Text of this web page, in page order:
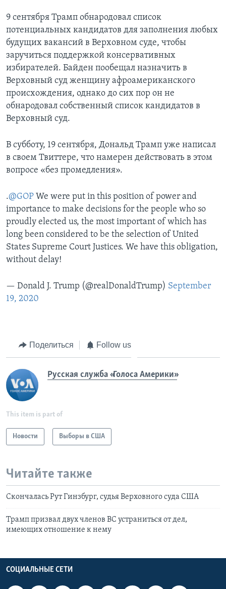
9 сентября Трамп обнародовал список
потенциальных кандидатов для заполнения любых
будущих вакансий в Верховном суде, чтобы
заручиться поддержкой консервативных
избирателей. Байден пообещал назначить в
Верховный суд женщину афроамериканского
происхождения, однако до сих пор он не
обнародовал собственный список кандидатов в
Верховный суд.
В субботу, 19 сентября, Дональд Трамп уже написал
в своем Твиттере, что намерен действовать в этом
вопросе «без промедления».
.@GOP We were put in this position of power and
importance to make decisions for the people who so
proudly elected us, the most important of which has
long been considered to be the selection of United
States Supreme Court Justices. We have this obligation,
without delay!
— Donald J. Trump (@realDonaldTrump) September
19, 2020
Поделиться Follow us
Русская служба «Голоса Америки»
This item is part of
Новости Выборы в США
Читайте также
Скончалась Рут Гинзбург, судья Верховного суда США
Трамп призвал двух членов ВС устраниться от дел,
имеющих отношение к нему
СОЦИАЛЬНЫЕ СЕТИ